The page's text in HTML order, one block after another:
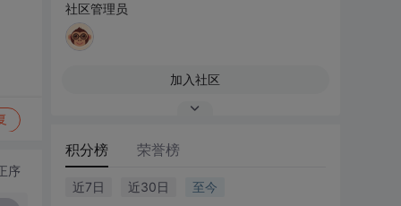
序
社区管理员
加入社区
积分榜 荣誉榜
近7日 近30日 至今